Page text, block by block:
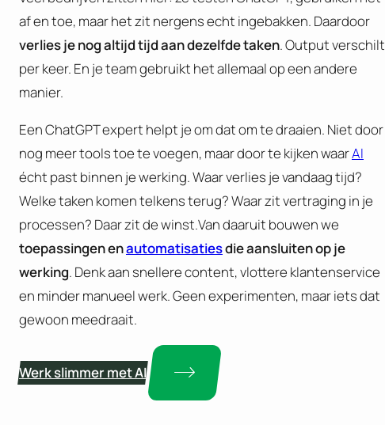
af en toe, maar het zit nergens echt ingebakken. Daardoor
verlies je nog altijd tijd aan dezelfde taken. Output verschilt
per keer. En je team gebruikt het allemaal op een andere
manier.
Een ChatGPT expert helpt je om dat om te draaien. Niet door
nog meer tools toe te voegen, maar door te kijken waarAI
écht past binnen je werking. Waar verlies je vandaag tijd?
Welke taken komen telkens terug? Waar zit vertraging in je
processen? Daar zit de winst.Van daaruit bouwen we
toepassingen enautomatisatiesdie aansluiten op je
werking. Denk aan snellere content, vlottere klantenservice
en minder manueel werk. Geen experimenten, maar iets dat
gewoon meedraait.
Werk slimmer met AI